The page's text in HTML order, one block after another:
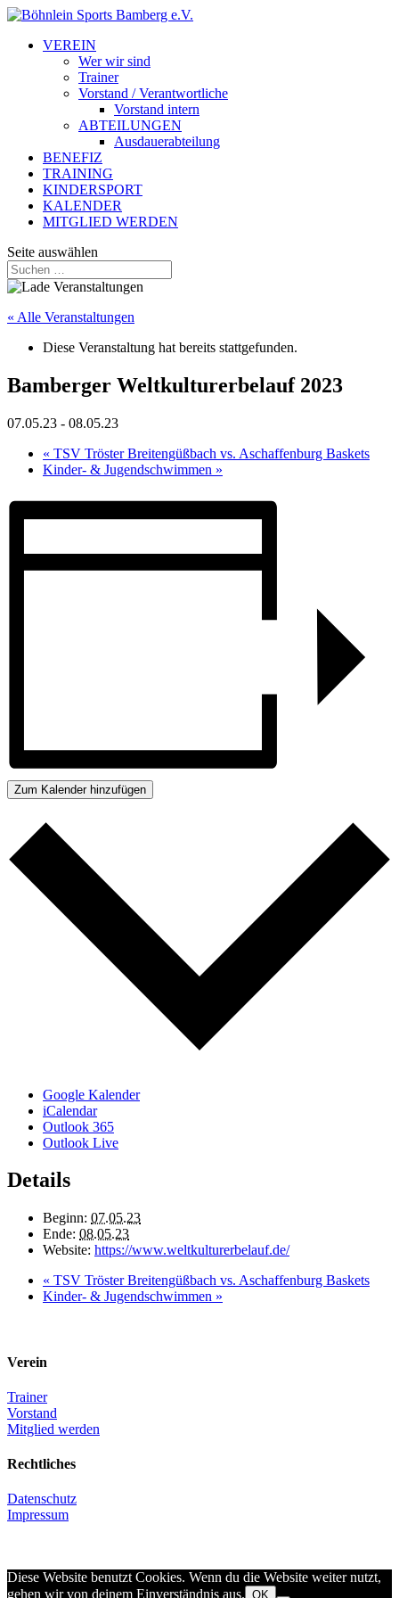
VEREIN
Wer wir sind
Trainer
Vorstand / Verantwortliche
Vorstand intern
ABTEILUNGEN
Ausdauerabteilung
BENEFIZ
TRAINING
KINDERSPORT
KALENDER
MITGLIED WERDEN
Seite auswählen
« Alle Veranstaltungen
Diese Veranstaltung hat bereits stattgefunden.
Bamberger Weltkulturerbelauf 2023
07.05.23 - 08.05.23
« TSV Tröster Breitengüßbach vs. Aschaffenburg Baskets
Kinder- & Jugendschwimmen »
Zum Kalender hinzufügen
Google Kalender
iCalendar
Outlook 365
Outlook Live
Details
Beginn: 07.05.23
Ende: 08.05.23
Website: https://www.weltkulturerbelauf.de/
« TSV Tröster Breitengüßbach vs. Aschaffenburg Baskets
Kinder- & Jugendschwimmen »
Verein
Trainer
Vorstand
Mitglied werden
Rechtliches
Datenschutz
Impressum
Diese Website benutzt Cookies. Wenn du die Website weiter nutzt,
gehen wir von deinem Einverständnis aus. OK